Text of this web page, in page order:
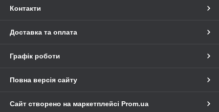
Контакти
Доставка та оплата
Графік роботи
Повна версія сайту
Сайт створено на маркетплейсі Prom.ua